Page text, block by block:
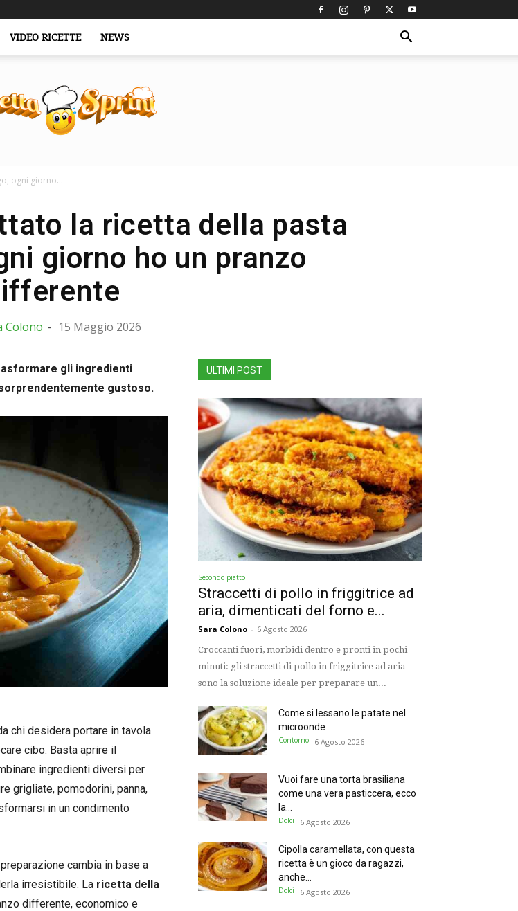
VIDEO RICETTE NEWS
ogni giorno...
la ricetta della pasta
giorno ho un pranzo
Colono - 15 Maggio 2026
gli ingredienti
gustoso.
chi desidera portare in tavola
cibo. Basta aprire il
ingredienti diversi per
grigliate, pomodorini, panna,
in un condimento
cambia in base a
irresistibile. La ricetta della
differente, economico e
ULTIMI POST
Secondo piatto
Straccetti di pollo in friggitrice ad
aria, dimenticati del forno e...
Sara Colono - 6 Agosto 2026
Croccanti fuori, morbidi dentro e pronti in pochi
minuti: gli straccetti di pollo in friggitrice ad aria
sono la soluzione ideale per preparare un...
Come si lessano le patate nel
microonde
Contorno 6 Agosto 2026
Vuoi fare una torta brasiliana
come una vera pasticcera, ecco
la...
Dolci 6 Agosto 2026
Cipolla caramellata, con questa
ricetta è un gioco da ragazzi,
anche...
Dolci 6 Agosto 2026